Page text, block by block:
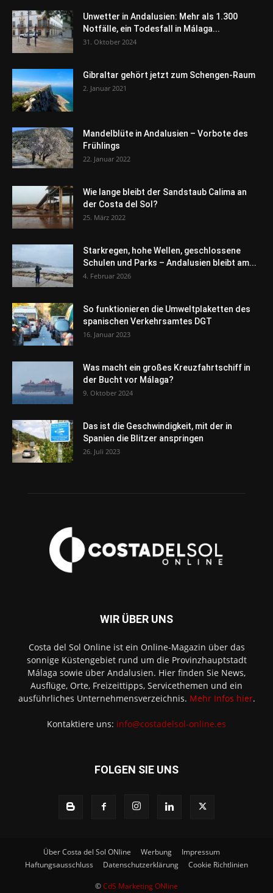
Unwetter in Andalusien: Mehr als 1.300
Notfälle, ein Todesfall in Málaga...
31. Oktober 2024
Gibraltar gehört jetzt zum Schengen-Raum
2. Januar 2021
Mandelblüte in Andalusien – Vorbote des
Frühlings
22. Januar 2022
Wie lange bleibt der Sandstaub Calima an
der Costa del Sol?
25. März 2022
Starkregen, hohe Wellen, geschlossene
Schulen und Parks – Andalusien bleibt am...
4. Februar 2026
So funktionieren die Umweltplaketten des
spanischen Verkehrsamtes DGT
16. Januar 2023
Was macht ein großes Kreuzfahrtschiff in
der Bucht vor Málaga?
9. Oktober 2024
Das ist die Geschwindigkeit, mit der in
Spanien die Blitzer anspringen
26. Juli 2023
WIR ÜBER UNS
Costa del Sol Online ist ein Online-Magazin über das
sonnige Küstengebiet rund um die Provinzhauptstadt
Málaga sowie über Andalusien. Hier finden Sie News,
Ausflüge, Orte, Freizeittipps, Servicethemen und ein
ausführliches Unternehmensverzeichnis. Mehr Infos hier.
Kontaktiere uns: info@costadelsol-online.es
FOLGEN SIE UNS
Über Costa del Sol ONline Werbung
Impressum
Haftungsausschluss
Datenschutzerklärung Cookie Richtlinien
©CdS Marketing ONline